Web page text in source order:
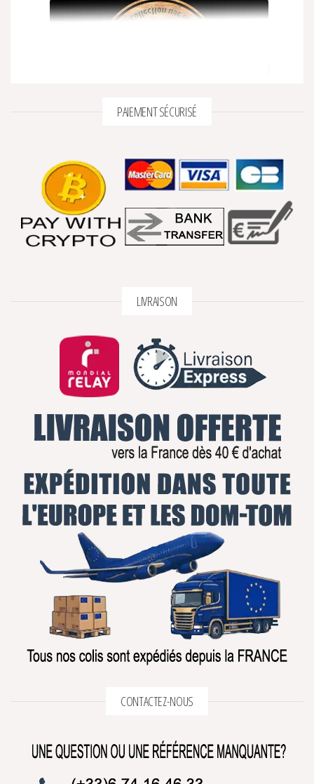
PAIEMENT SÉCURISÉ
LIVRAISON
CONTACTEZ-NOUS